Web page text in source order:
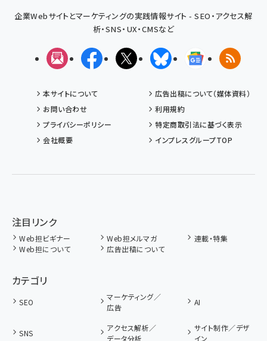
企業Webサイトとマーケティングの実践情報サイト - SEO・アクセス解
析・SNS・UX・CMSなど
メルマガFacebookX(エックス)BlueskyGoogleニュ
RSS
本サイトについて
広告出稿について（媒体資料）
お問い合わせ
利用規約
プライバシーポリシー
特定商取引法に基づく表示
会社概要
インプレスグループTOP
注目リンク
Web担ビギナー Web担メルマガ
連載・特集
Web担について
広告出稿について
カテゴリ
SEO
マーケティング／
広告
AI
SNS
アクセス解析／
データ分析
サイト制作／デザ
イン